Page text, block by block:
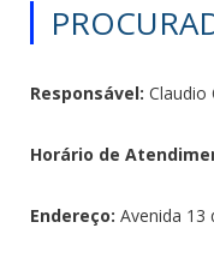
Responsável: Claudio
Horário de
Endereço: Avenida 13